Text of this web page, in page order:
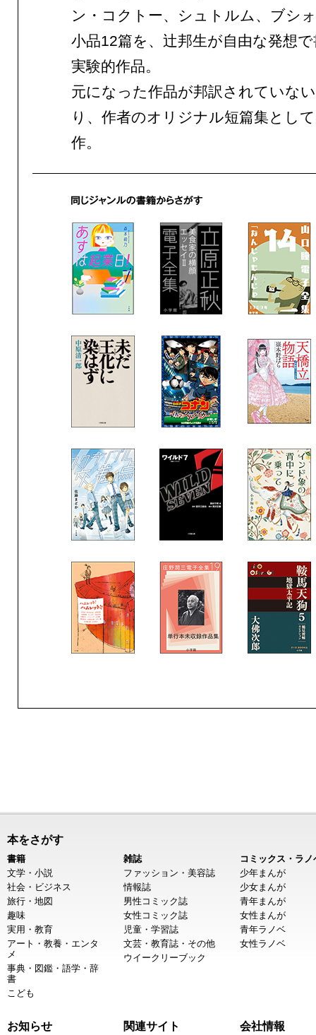
ン・コクトー、シュトルム、ブシ
小品12篇を、辻邦生が自由な発想
実験的作品。
元になった作品が邦訳されていな
り、作者のオリジナル短篇集とし
作。
本をさがす
書籍
文学・小説
社会・ビジネス
旅行・地図
趣味
実用・教育
アート・教養・エンタ
メ
事典・図鑑・語学・辞
書
こども
雑誌
ファッション・美容誌
情報誌
男性コミック誌
女性コミック誌
児童・学習誌
文芸・教育誌・その他
ウイークリーブック
コミックス・ラノ
少年まんが
少女まんが
青年まんが
女性まんが
青年ラノベ
女性ラノベ
お知らせ 関連サイト 会社情報